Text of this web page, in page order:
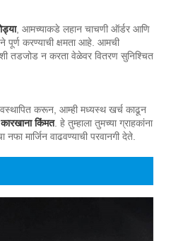
, आमच्याकडे लहान चाचणी ऑर्डर आणि
पूर्ण करण्याची क्षमता आहे. आमची
तडजोड न करता वेळेवर वितरण सुनिश्चित
करून, आम्ही मध्यस्थ खर्च काढून
किंमत. हे तुम्हाला तुमच्या ग्राहकांना
मार्जिन वाढवण्याची परवानगी देते.